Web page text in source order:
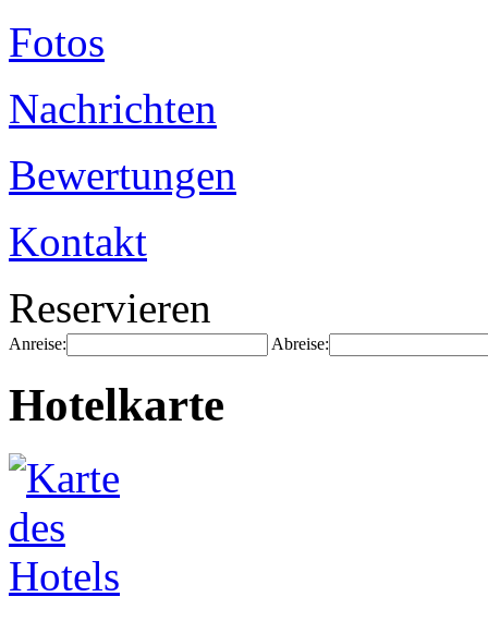
Fotos
Nachrichten
Bewertungen
Kontakt
Reservieren
Anreise: Abreise:
Hotelkarte